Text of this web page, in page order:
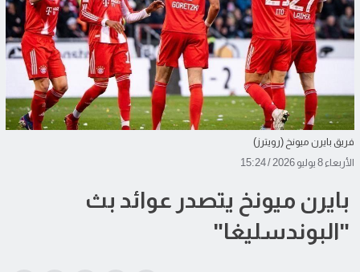
فريق بايرن ميونخ (رويترز)
الأربعاء 8 يوليو 2026 / 15:24
بايرن ميونخ يتصدر عوائد بث
"البوندسليغا"